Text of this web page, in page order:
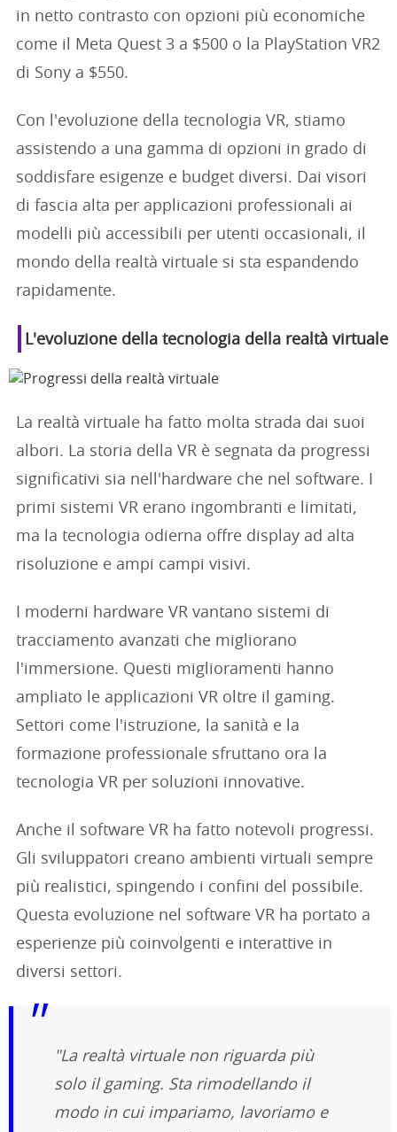
in netto contrasto con opzioni più economiche
come il Meta Quest 3 a $500 o la PlayStation VR2
di Sony a $550.
Con l'evoluzione della tecnologia VR, stiamo
assistendo a una gamma di opzioni in grado di
soddisfare esigenze e budget diversi. Dai visori
di fascia alta per applicazioni professionali ai
modelli più accessibili per utenti occasionali, il
mondo della realtà virtuale si sta espandendo
rapidamente.
L'evoluzione della tecnologia della realtà virtuale
La realtà virtuale ha fatto molta strada dai suoi
albori. La storia della VR è segnata da progressi
significativi sia nell'hardware che nel software. I
primi sistemi VR erano ingombranti e limitati,
ma la tecnologia odierna offre display ad alta
risoluzione e ampi campi visivi.
I moderni hardware VR vantano sistemi di
tracciamento avanzati che migliorano
l'immersione. Questi miglioramenti hanno
ampliato le applicazioni VR oltre il gaming.
Settori come l'istruzione, la sanità e la
formazione professionale sfruttano ora la
tecnologia VR per soluzioni innovative.
Anche il software VR ha fatto notevoli progressi.
Gli sviluppatori creano ambienti virtuali sempre
più realistici, spingendo i confini del possibile.
Questa evoluzione nel software VR ha portato a
esperienze più coinvolgenti e interattive in
diversi settori.
"La realtà virtuale non riguarda più
solo il gaming. Sta rimodellando il
modo in cui impariamo, lavoriamo e